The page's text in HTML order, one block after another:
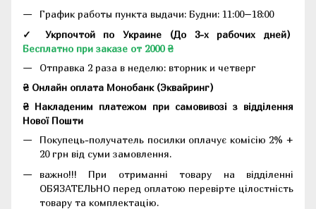
График работы пункта выдачи: Будни: 11:00–18:00
✓ Укрпочтой по Украине (До 3-х рабочих дней)
Бесплатно при заказе от 2000 ₴
Отправка 2 раза в неделю: вторник и четверг
₴ Онлайн оплата Монобанк (Эквайринг)
₴ Накладеним платежом при самовивозі з відділення
Нової Пошти
Покупець-получатель посилки оплачує комісію 2% +
20 грн від суми замовлення.
важно!!! При отриманні товару на відділенні
ОБЯЗАТЕЛЬНО перед оплатою перевірте цілостність
товару та комплектацію.